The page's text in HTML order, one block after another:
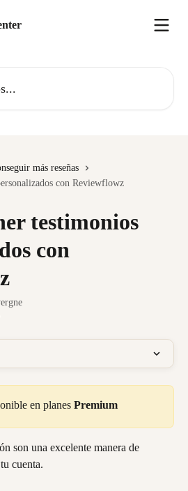
más reseñas
con Reviewflowz
testimonios
con
en planes Premium
son una excelente manera de
cuenta.